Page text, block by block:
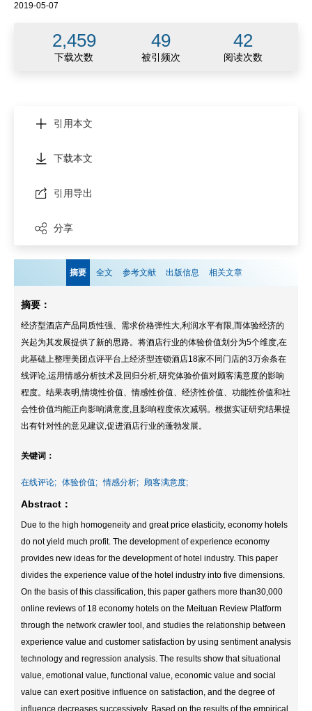
2019-05-07
2,459 49 42
下载次数 被引频次 阅读次数
引用本文
下载本文
引用导出
分享
摘要 全文 参考文献 出版信息 相关文章
摘要：
经济型酒店产品同质性强、需求价格弹性大,利润水平有限,而体验经济的
兴起为其发展提供了新的思路。将酒店行业的体验价值划分为5个维度,在
此基础上整理美团点评平台上经济型连锁酒店18家不同门店的3万余条在
线评论,运用情感分析技术及回归分析,研究体验价值对顾客满意度的影响
程度。结果表明,情境性价值、情感性价值、经济性价值、功能性价值和社
会性价值均能正向影响满意度,且影响程度依次减弱。根据实证研究结果提
出有针对性的意见建议,促进酒店行业的蓬勃发展。
关键词：
在线评论; 体验价值; 情感分析; 顾客满意度;
Abstract：
Due to the high homogeneity and great price elasticity, economy hotels
do not yield much profit. The development of experience economy
provides new ideas for the development of hotel industry. This paper
divides the experience value of the hotel industry into five dimensions.
On the basis of this classification, this paper gathers more than30,000
online reviews of 18 economy hotels on the Meituan Review Platform
through the network crawler tool, and studies the relationship between
experience value and customer satisfaction by using sentiment analysis
technology and regression analysis. The results show that situational
value, emotional value, functional value, economic value and social
value can exert positive influence on satisfaction, and the degree of
influence decreases successively. Based on the results of the empirical